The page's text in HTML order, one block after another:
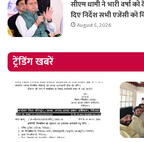
सीएम धामी ने भारी वर्षा
दिए निर्देश सभी एजेंसी को
August 5, 2026
ट्रेंडिंग खबरें